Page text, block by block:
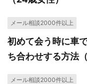
メール相談2000件以上
初めて会う時に車
ち合わせする方法
メール相談2000件以上